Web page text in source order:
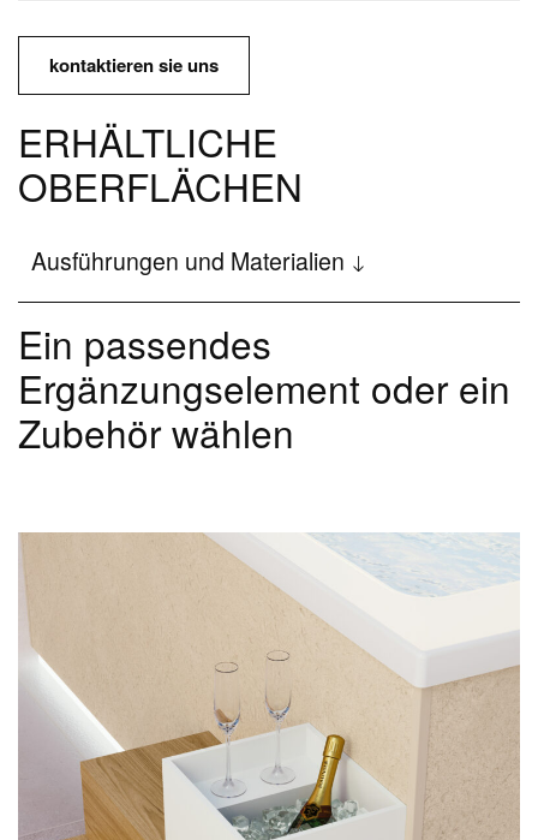
Bedienungs- und Wartungsanleitung
Passwortgeschützter Bereich Ideagroup
Disenia
The Architectural Showers
Showroom
News und Events
kontaktieren sie uns
ERHÄLTLICHE
OBERFLÄCHEN
Ausführungen und Materialien
Ein passendes
Ergänzungselement oder ein
Zubehör wählen